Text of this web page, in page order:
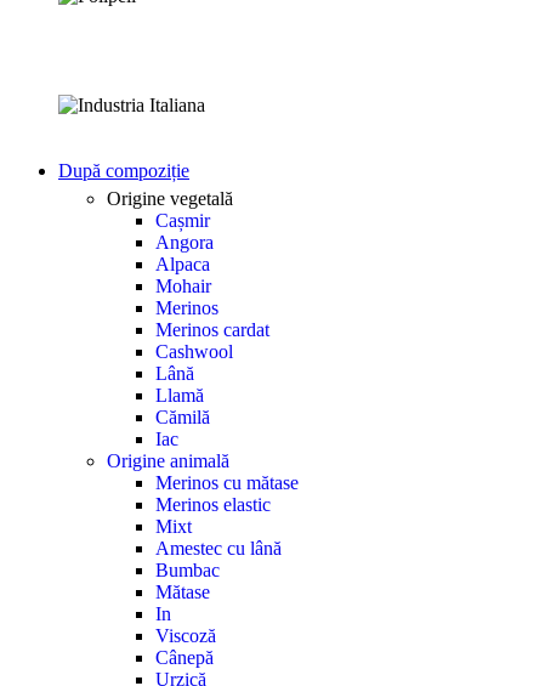
După compoziție
Origine vegetală
Cașmir
Angora
Alpaca
Mohair
Merinos
Merinos cardat
Cashwool
Lână
Llamă
Cămilă
Iac
Origine animală
Merinos cu mătase
Merinos elastic
Mixt
Amestec cu lână
Bumbac
Mătase
In
Viscoză
Cânepă
Urzică